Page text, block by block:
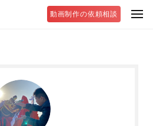
動画制作の依頼相談